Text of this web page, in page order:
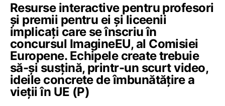
Resurse interactive pentru profesori
și premii pentru ei și liceenii
implicați care se înscriu în
concursul ImagineEU, al Comisiei
Europene. Echipele create trebuie
să-și susțină, printr-un scurt video,
ideile concrete de îmbunătățire a
vieții în UE (P)